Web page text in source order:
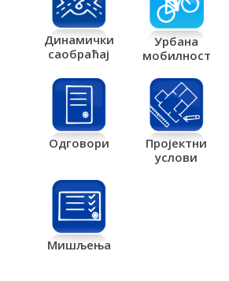
Динамички
саобраћај
Урбана
мобилност
Одговори
Пројектни
услови
Мишљења